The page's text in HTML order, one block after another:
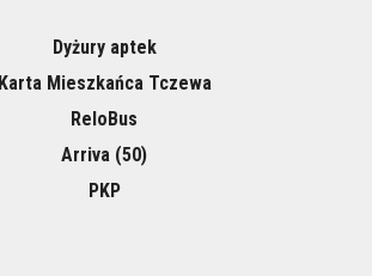
Dyżury aptek
Karta Mieszkańca Tczewa
ReloBus
Arriva (50)
PKP